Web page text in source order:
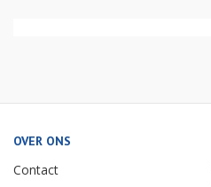
OVER ONS
Contact